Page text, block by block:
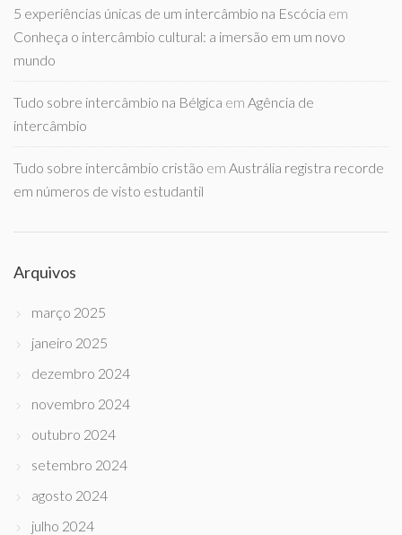
5 experiências únicas de um intercâmbio na Escócia em
Conheça o intercâmbio cultural: a imersão em um novo
mundo
Tudo sobre intercâmbio na Bélgica em Agência de
intercâmbio
Tudo sobre intercâmbio cristão em Austrália registra recorde
em números de visto estudantil
Arquivos
março 2025
janeiro 2025
dezembro 2024
novembro 2024
outubro 2024
setembro 2024
agosto 2024
julho 2024